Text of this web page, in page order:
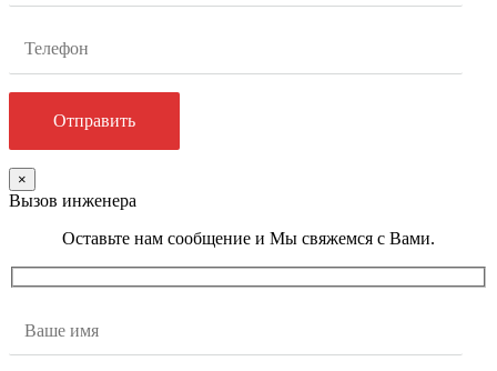
×
Вызов инженера
Оставьте нам сообщение и Мы свяжемся с Вами.